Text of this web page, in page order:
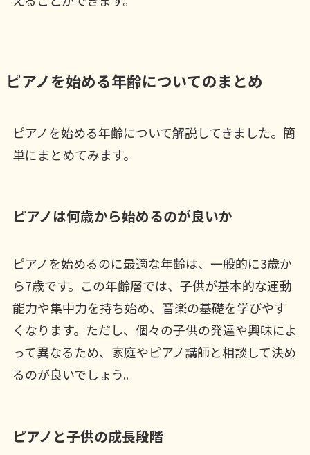
ピアノを始める年齢についてのまとめ
ピアノを始める年齢について解説してきました。簡
単にまとめてみます。
ピアノは何歳から始めるのが良いか
ピアノを始めるのに最適な年齢は、一般的に3歳か
ら7歳です。この年齢層では、子供が基本的な運動
能力や集中力を持ち始め、音楽の基礎を学びやす
くなります。ただし、個々の子供の発達や興味によ
って異なるため、家庭やピアノ講師と相談して決め
るのが良いでしょう。
ピアノと子供の成長段階